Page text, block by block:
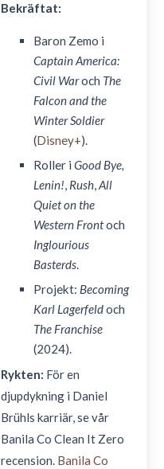
Bekräftat:
Baron Zemo i
Captain America:
Civil Waroch The
Falcon and the
Winter Soldier
(Disney+).
Roller iGood Bye,
Lenin!, Rush,All
Quiet on the
Western Frontoch
Inglourious
Basterds.
Projekt: Becoming
Karl Lagerfeldoch
The Franchise
(2024).
Rykten: För en
djupdykning i Daniel
Brühls karriär, se vår
Banila Co Clean It Zero
recension. Banila Co